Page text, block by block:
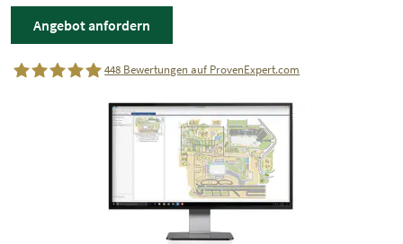
Angebot anfordern
dP elektronik GmbH
448 Bewertungen auf ProvenExpert.com